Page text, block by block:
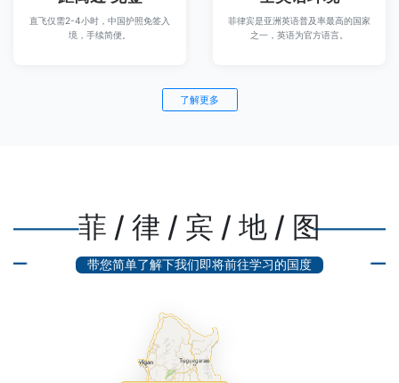
直飞仅需2-4小时，中国护照免签入
境，手续简便。
菲律宾是亚洲英语普及率最高的国家
之一，英语为官方语言。
了解更多
菲 / 律 / 宾 / 地 / 图
带您简单了解下我们即将前往学习的国度